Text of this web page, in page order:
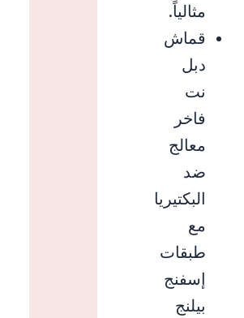
مثالياً.
قماش
دبل
نت
فاخر
معالج
ضد
البكتيريا
مع
طبقات
إسفنج
بيلنج